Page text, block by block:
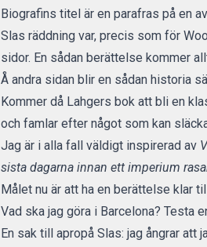
Biografins titel är en parafras på en
Slas räddning var, precis som för
sidor. En sådan berättelse kommer
Å andra sidan blir en sådan historia
Kommer då Lahgers bok att bli en
och famlar efter något som kan
Jag är i alla fall väldigt inspirerad av
sista dagarna innan ett imperium
Målet nu är att ha en berättelse klar
Vad ska jag göra i Barcelona? Testa
En sak till apropå Slas: jag ångrar